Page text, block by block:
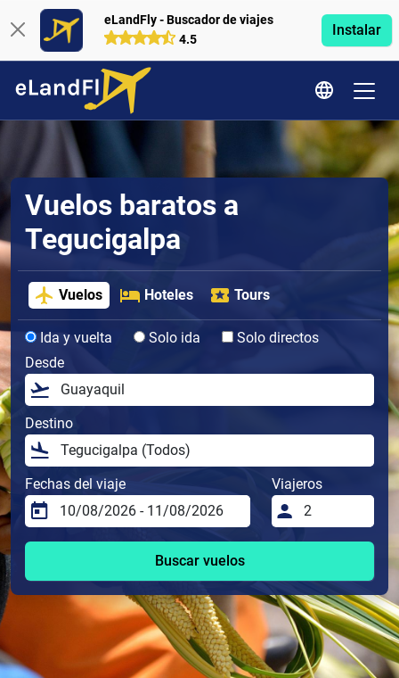
eLandFly - Buscador de viajes
4.5
Instalar
Vuelos baratos a
Tegucigalpa
Vuelos Hoteles Tours
Ida y vuelta Solo ida
Solo directos
Desde
Destino
Fechas del viaje Viajeros
Buscar vuelos